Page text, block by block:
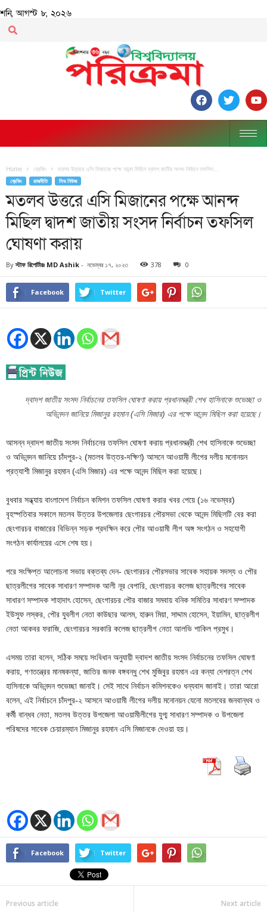
শনি, আগস্ট ৮, ২০২৬
Home ব্রেকিং মতলব উত্তরে এসি মিজানের পক্ষে আনন্দ মিছিল দ্বাদশ জাতীয় সংসদ নির্বাচন তফসিল...
ব্রেকিং রাজনীতি লিড নিউজ
মতলব উত্তরে এসি মিজানের পক্ষে আনন্দ
মিছিল দ্বাদশ জাতীয় সংসদ নির্বাচন তফসিল
ঘোষণা করায়
By স্টাফ রিপোর্টারঃ MD Ashik - নভেম্বর ১৭, ২০২৩ 378 0
Facebook Twitter
দ্বাদশ জাতীয় সংসদ নির্বাচনের তফসিল ঘোষণা করায় প্রধানমন্ত্রী শেখ হাসিনাকে শুভেচ্ছা ও
অভিনন্দন জানিয়ে মিজানুর রহমান (এসি মিজার) এর পক্ষে আনন্দ মিছিল করা হয়েছে।
আসন্ন দ্বাদশ জাতীয় সংসদ নির্বাচনের তফসিল ঘোষণা করায় প্রধানমন্ত্রী শেখ হাসিনাকে শুভেচ্ছা
ও অভিনন্দন জানিয়ে চাঁদপুর-২ (মতলব উত্তর-দক্ষিণ) আসনে আওয়ামী লীগের দলীয় মনোনয়ন
প্রত্যাশী মিজানুর রহমান (এসি মিজার) এর পক্ষে আনন্দ মিছিল করা হয়েছে।
বুধবার সন্ধ্যায় বাংলাদেশ নির্বাচন কমিশন তফসিল ঘোষণা করার খবর পেয়ে (১৬ নভেম্বর)
বৃহস্পতিবার সকালে মতলব উত্তর উপজেলার ছেংগারচর পৌরসভা থেকে আনন্দ মিছিলটি বের করা
ছেংগারচর বাজারের বিভিন্ন সড়ক প্রদক্ষিন করে পৌর আওয়ামী লীগ অঙ্গ সংগঠন ও সহযোগী
সংগঠন কার্যালয়ের এসে শেষ হয়।
পরে সংক্ষিপ্ত আলোচনা সভায় বক্তব্য দেন- ছেংগারচর পৌরসভার সাবেক সহায়ক সদস্য ও পৌর
ছাত্রলীগের সাবেক সাধারণ সম্পাদক আলী নূর বেপারি, ছেংগারচর কলেজ ছাত্রলীগের সাবেক
সাধারণ সম্পাদক শাহাদাৎ হোসেন, ছেংগারচর পৌর বাজার সমবায় বনিক সমিতির সাধারণ সম্পাদক
ইউসুফ লস্কর, পৌর যুবলীগ নেতা কাউছার আলম, হারুন মিয়া, সাদ্দাম হোসেন, ইয়ামিন, ছাত্রলীগ
নেতা আকবর ফরাজি, ছেংগারচর সরকারি কলেজ ছাত্রলীগ নেতা আলভি শাকিল প্রমুখ।
এসময় তারা বলেন, সঠিক সময়ে সংবিধান অনুযায়ী দ্বাদশ জাতীয় সংসদ নির্বাচনের তফসিল ঘোষণা
করায়, গণতন্ত্রের মানষকন্যা, জাতির জনক বঙ্গবন্ধু শেখ মুজিবুর রহমান এর কন্যা দেশরত্ন শেখ
হাসিনাকে অভিনন্দন শুভেচ্ছা জানাই। সেই সাথে নির্বাচন কমিশনকেও ধন্যবাদ জানাই। তারা আরো
বলেন, এই নির্বাচনে চাঁদপুর-২ আসনে আওয়ামী লীগের দলীয় মনোনয়ন যেনো মতলবের জনবান্ধব ও
কর্মী বান্ধব নেতা, মতলব উত্তর উপজেলা আওয়ামীলীগের যুগ্ম সাধারণ সম্পাদক ও উপজেলা
পরিষদের সাবেক চেয়ারম্যান মিজানুর রহমান এসি মিজানকে দেওয়া হয়।
Facebook Twitter
Previous article Next article